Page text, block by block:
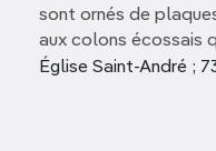
sont ornés de
aux colons écossais
Église Saint-André ;